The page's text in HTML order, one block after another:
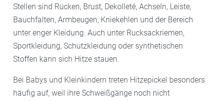
Stellen sind Rücken, Brust, Dekolleté, Achseln, Leiste,
Bauchfalten, Armbeugen, Kniekehlen und der Bereich
unter enger Kleidung. Auch unter Rucksackriemen,
Sportkleidung, Schutzkleidung oder synthetischen
Stoffen kann sich Hitze stauen.
Bei Babys und Kleinkindern treten Hitzepickel besonders
häufig auf, weil ihre Schweißgänge noch nicht